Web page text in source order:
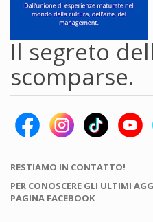
Il segreto
scomparse.
RESTIAMO IN CONTATTO!
PER CONOSCERE GLI ULTIMI
PAGINA FACEBOOK